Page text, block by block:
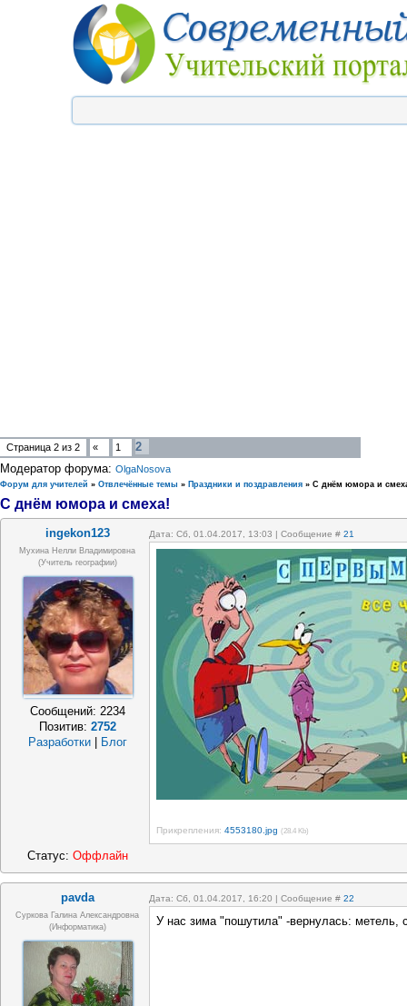
Страница 2 из 2 « 1
2
Модератор форума: OlgaNosova
Форум для учителей » Отвлечённые темы » Праздники и поздравления » С днём юмора и
С днём юмора и смеха!
ingekon123 Дата: Сб, 01.04.2017, 13:03 | Сообщение # 21
Мухина Нелли Владимировна
(Учитель географии)
Сообщений: 2234
Позитив: 2752
Разработки
Блог
Прикрепления: 4553180.jpg (28.4 Kb)
Статус: Оффлайн
pavda Дата: Сб, 01.04.2017, 16:20 | Сообщение # 22
Суркова Галина Александровна
(информатика)
У нас зима "пошутила" -вернулась: метель,